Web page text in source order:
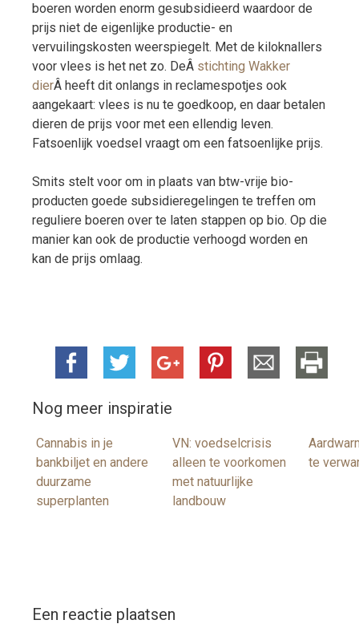
boeren worden enorm gesubsidieerd waardoor de
prijs niet de eigenlijke productie- en
vervuilingskosten weerspiegelt. Met de kiloknallers
voor vlees is het net zo. DeÂ stichting Wakker
dierÂ heeft dit onlangs in reclamespotjes ook
aangekaart: vlees is nu te goedkoop, en daar betalen
dieren de prijs voor met een ellendig leven.
Fatsoenlijk voedsel vraagt om een fatsoenlijke prijs.
Smits stelt voor om in plaats van btw-vrije bio-
producten goede subsidieregelingen te treffen om
reguliere boeren over te laten stappen op bio. Op die
manier kan ook de productie verhoogd worden en
kan de prijs omlaag.
Nog meer inspiratie
Cannabis in je
bankbiljet en andere
duurzame
superplanten
VN: voedselcrisis
alleen te voorkomen
met natuurlijke
landbouw
te
Een reactie plaatsen